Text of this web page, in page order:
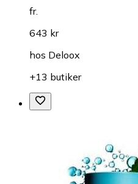
fr.
643 kr
hos Deloox
+13 butiker